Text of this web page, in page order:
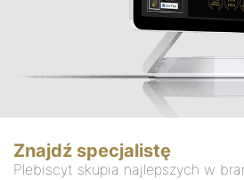
Znajdź specjalistę
Plebiscyt skupia najlepszych w